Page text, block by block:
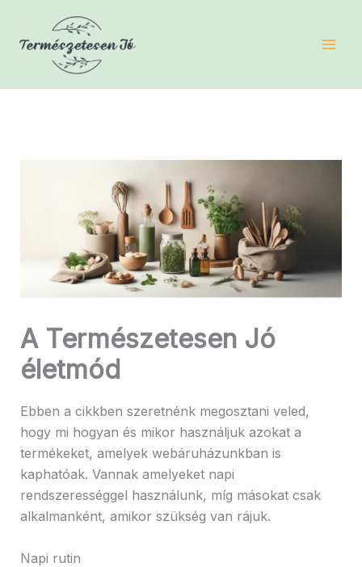
content
A Természetesen Jó
életmód
Ebben a cikkben szeretnénk megosztani veled,
hogy mi hogyan és mikor használjuk azokat a
termékeket, amelyek webáruházunkban is
kaphatóak. Vannak amelyeket napi
rendszerességgel használunk, míg másokat csak
alkalmanként, amikor szükség van rájuk.
Napi rutin